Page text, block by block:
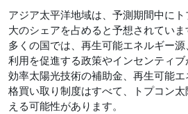
アジア太平洋地域は、予測期間中に
大のシェアを占めると予想されてい
多くの国では、再生可能エネルギー
利用を促進する政策やインセンティ
効率太陽光技術の補助金、再生可能
格買い取り制度はすべて、トプコン
える可能性があります。